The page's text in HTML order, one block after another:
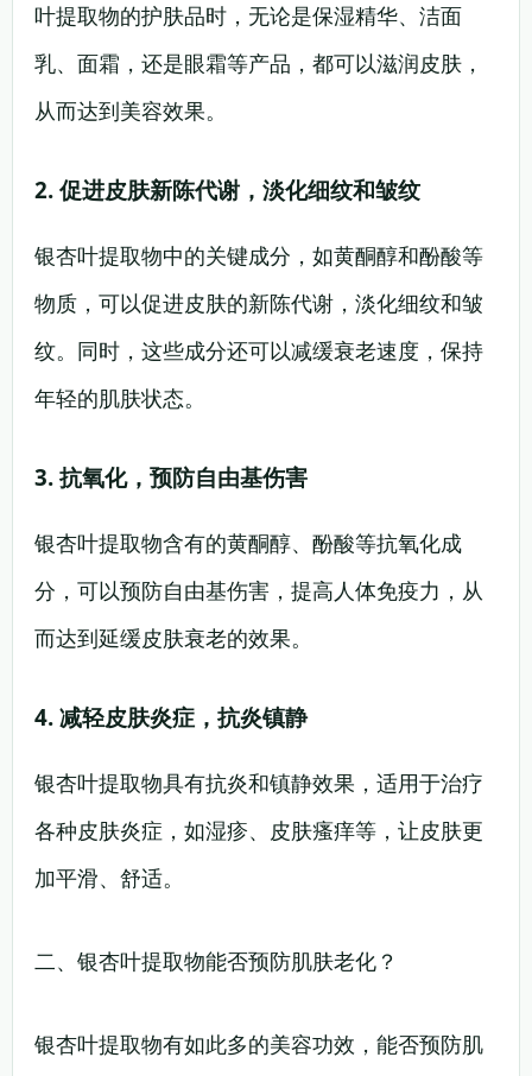
叶提取物的护肤品时，无论是保湿精华、洁面
乳、面霜，还是眼霜等产品，都可以滋润皮肤，
从而达到美容效果。
2. 促进皮肤新陈代谢，淡化细纹和皱纹
银杏叶提取物中的关键成分，如黄酮醇和酚酸等
物质，可以促进皮肤的新陈代谢，淡化细纹和皱
纹。同时，这些成分还可以减缓衰老速度，保持
年轻的肌肤状态。
3. 抗氧化，预防自由基伤害
银杏叶提取物含有的黄酮醇、酚酸等抗氧化成
分，可以预防自由基伤害，提高人体免疫力，从
而达到延缓皮肤衰老的效果。
4. 减轻皮肤炎症，抗炎镇静
银杏叶提取物具有抗炎和镇静效果，适用于治疗
各种皮肤炎症，如湿疹、皮肤瘙痒等，让皮肤更
加平滑、舒适。
二、银杏叶提取物能否预防肌肤老化？
银杏叶提取物有如此多的美容功效，能否预防肌